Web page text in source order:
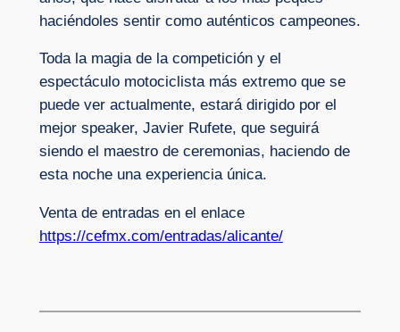
haciéndoles sentir como auténticos campeones.
Toda la magia de la competición y el
espectáculo motociclista más extremo que se
puede ver actualmente, estará dirigido por el
mejor speaker, Javier Rufete, que seguirá
siendo el maestro de ceremonias, haciendo de
esta noche una experiencia única.
Venta de entradas en el enlace
https://cefmx.com/entradas/alicante/